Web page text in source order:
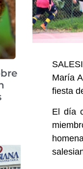
María
fiesta
El día